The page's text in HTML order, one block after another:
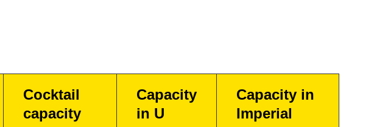
Cocktail
capacity
Capacity
in U
Capacity in
Imperial